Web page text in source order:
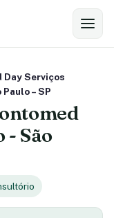
Day Serviços
– SP
- São